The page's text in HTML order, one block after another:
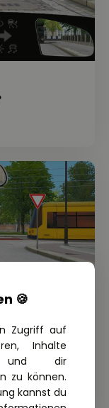
🍪
Zugriff auf
Inhalte
und dir
zu können.
kannst du